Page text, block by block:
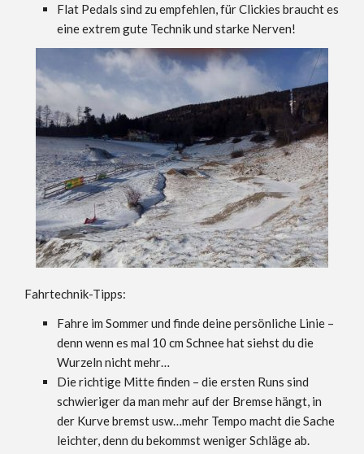
Flat Pedals sind zu empfehlen, für Clickies braucht es
eine extrem gute Technik und starke Nerven!
Fahrtechnik-Tipps:
Fahre im Sommer und finde deine persönliche Linie –
denn wenn es mal 10 cm Schnee hat siehst du die
Wurzeln nicht mehr…
Die richtige Mitte finden – die ersten Runs sind
schwieriger da man mehr auf der Bremse hängt, in
der Kurve bremst usw…mehr Tempo macht die Sache
leichter, denn du bekommst weniger Schläge ab.